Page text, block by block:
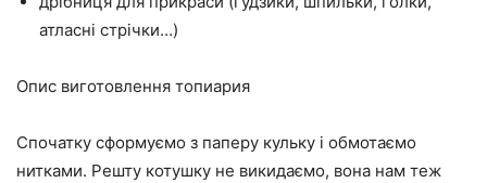
атласні стрічки…)
Опис виготовлення топиария
Спочатку сформуємо з паперу кульку і обмотаємо
нитками. Решту котушку не викидаємо, вона нам теж